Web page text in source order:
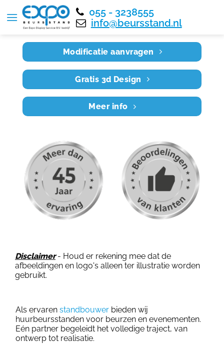
055 - 3238555
info@beursstand.nl
Home RE5X3 023
Modificatie aanvragen
Gratis 3d Design
Meer info
Disclaimer- Houd er rekening mee dat de
afbeeldingen en logo's alleen ter illustratie worden
gebruikt.
Als ervaren standbouwer bieden wij
huurbeursstanden voor beurzen en evenementen.
Eén partner begeleidt het volledige traject, van
ontwerp tot realisatie.